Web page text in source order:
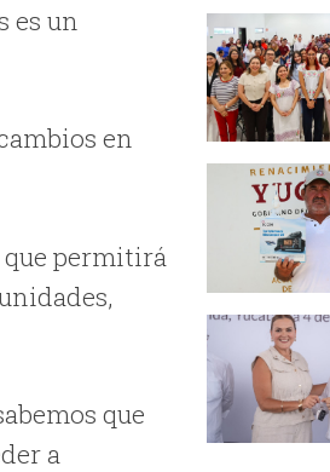
es un
en
que permitirá
que
a